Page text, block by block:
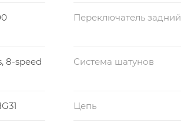
Переключатель задний
8-speed Система шатунов
Цепь